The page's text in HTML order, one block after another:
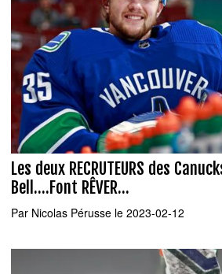
Les deux RECRUTEURS des
Bell....Font RÊVER...
Par Nicolas Pérusse le 2023-02-12